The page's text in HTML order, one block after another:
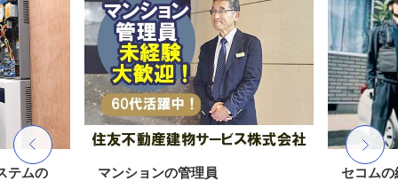
テムの マンションの管理員 セコムの